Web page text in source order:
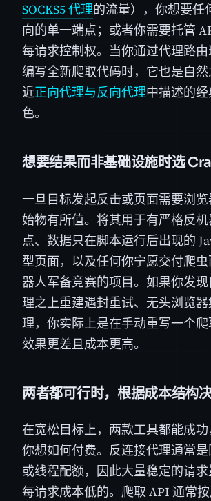
SOCKS5 代理的流量），你想要任
向的单一端点；或者你需要托管
每请求控制权。当你通过代理路
编写全新爬取代码时，它也是自
近正向代理与反向代理中描述的
色。
想要结果而非基础设施时选
一旦目标发起反击或页面需要浏
始物有所值。将其用于有严格反
点、数据只在脚本运行后出现的
型页面，以及任何你宁愿交付爬
器人军备竞赛的项目。如果你发
理之上重建遇封重试、无头浏览
理，你实际上是在手动重写一个
效果更差且成本更高。
两者都可行时，根据成本结构
在宽松目标上，两款工具都能成
你想如何付费。反连接代理通常
或线程配额，因此大量稳定的请
每请求成本低的。爬取 API 通常